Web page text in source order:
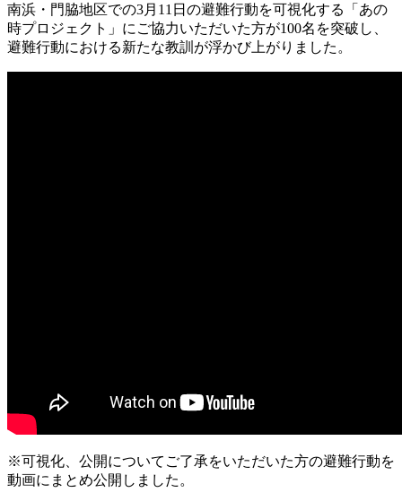
南浜・門脇地区での3月11日の避難行動を可視化する「あの
時プロジェクト」にご協力いただいた方が100名を突破し、
避難行動における新たな教訓が浮かび上がりました。
※可視化、公開についてご了承をいただいた方の避難行動を
動画にまとめ公開しました。